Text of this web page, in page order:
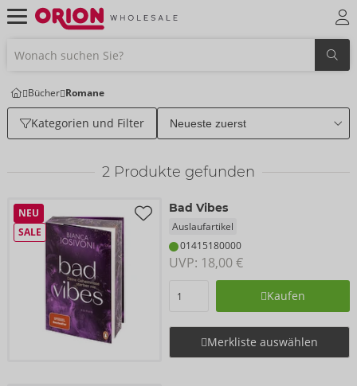
Bücher Romane
Kategorien und Filter
2 Produkte gefunden
NEU
SALE
Bad Vibes
Auslaufartikel
01415180000
UVP: 18,00 €
Kaufen
Merkliste auswählen